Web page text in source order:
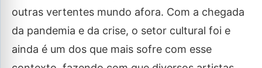
outras vertentes mundo afora. Com a chegada
da pandemia e da crise, o setor cultural foi e
ainda é um dos que mais sofre com esse